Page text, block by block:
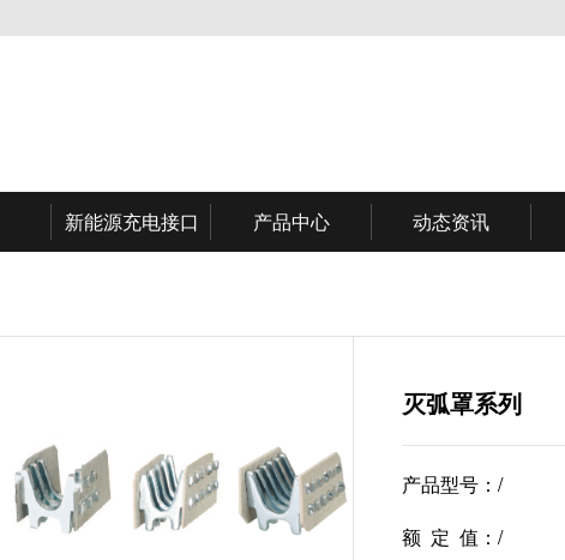
新能源充电接口 产品中心 动态资讯
灭弧罩系列
产品型号： /
额 定 值： /